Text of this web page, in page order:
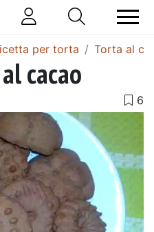
per torta Torta al
cacao